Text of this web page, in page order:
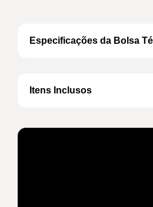
Especificações da Bolsa
22cm P x 25 cm A
Revestimento externo
Itens Inclusos